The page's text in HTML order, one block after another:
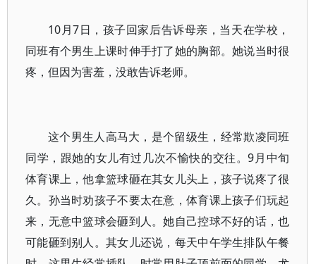
10月7日，孩子回家后告诉母亲，当天在学校，
同班有个男生上课时伸手打了她的胸部。她说当时很
疼，但因为害羞，没敢告诉老师。
这个男生人高马大，是个留级生，经常欺凌同班
同学，跟她的女儿有过几次不愉快的交往。9月中旬
体育课上，他拿篮球砸在其女儿头上，孩子说疼了很
久。孙当时劝孩子不要太在意，体育课上孩子们玩起
来，无意中篮球会砸到人。她自己控球不好的话，也
可能砸到别人。其女儿还说，每天中午学生排队午餐